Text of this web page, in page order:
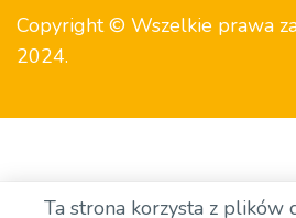
Copyright © Wszelkie prawa
2024.
Ta strona korzysta z plików